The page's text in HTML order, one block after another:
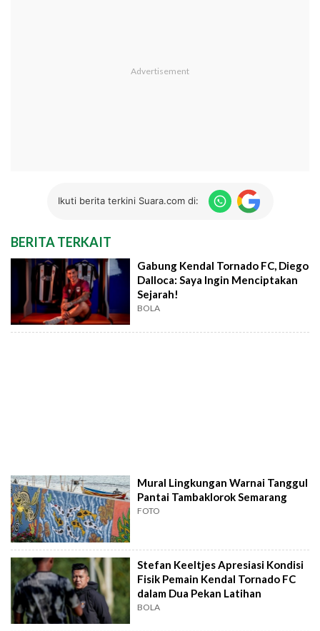
Ikuti berita terkini Suara.com di:
BERITA TERKAIT
Gabung Kendal Tornado FC, Diego
Dalloca: Saya Ingin Menciptakan
Sejarah!
BOLA
Mural Lingkungan Warnai Tanggul
Pantai Tambaklorok Semarang
FOTO
Stefan Keeltjes Apresiasi Kondisi
Fisik Pemain Kendal Tornado FC
dalam Dua Pekan Latihan
BOLA